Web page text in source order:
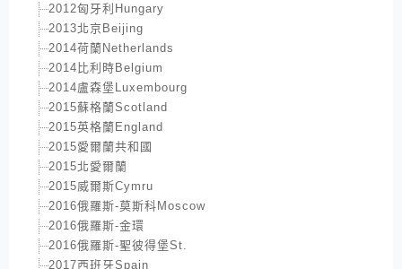
2012匈牙利Hungary
2013北京Beijing
2014荷蘭Netherlands
2014比利時Belgium
2014盧森堡Luxembourg
2015蘇格蘭Scotland
2015英格蘭England
2015愛爾蘭共和國
2015北愛爾蘭
2015威爾斯Cymru
2016俄羅斯-莫斯科Moscow
2016俄羅斯-金環
2016俄羅斯-聖彼得堡St.
2017西班牙Spain